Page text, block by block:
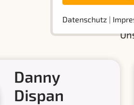
Sie
Danny
Dispan
Datenschutz |